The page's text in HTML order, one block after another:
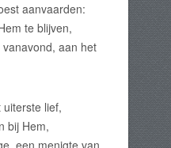
aanvaarden:
te blijven,
aan het
lief,
bij Hem,